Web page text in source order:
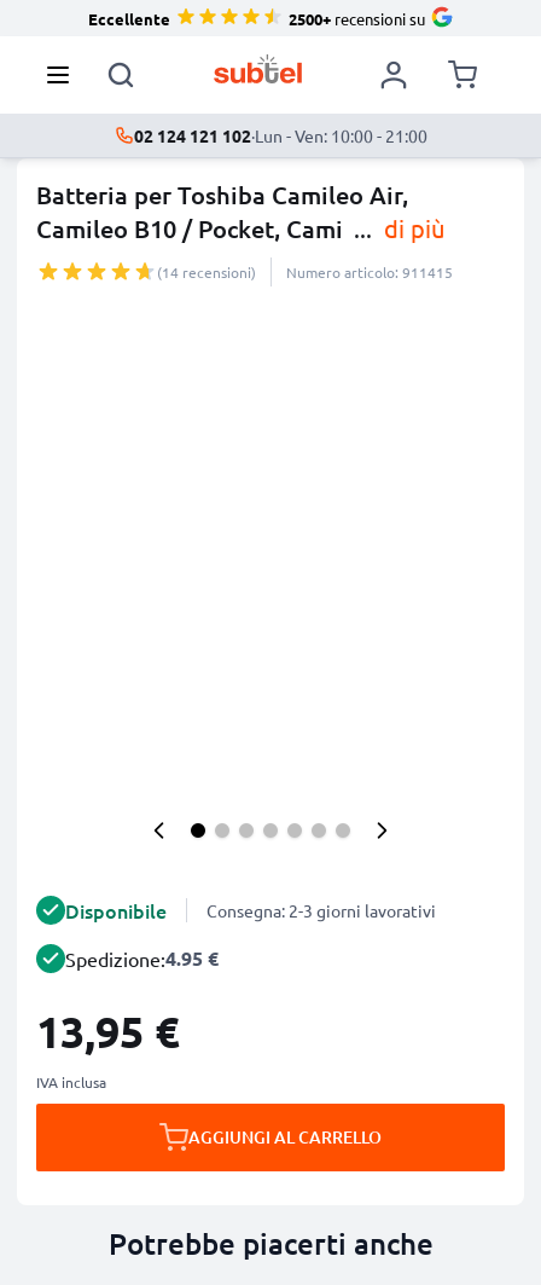
Eccellente 2500+recensioni su
02 124 121 102·Lun - Ven: 10:00 - 21:00
Batteria per Toshiba Camileo Air,
Camileo B10 / Pocket, Cami ... di più
(14 recensioni) Numero articolo: 911415
Disponibile Consegna: 2-3 giorni lavorativi
Spedizione:4.95 €
13,95 €
IVA inclusa
AGGIUNGI AL CARRELLO
Potrebbe piacerti anche